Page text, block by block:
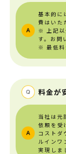
基本的に
費はいた
※ 上記以
す。お問
※ 最低料
料金が
当社は元
依頼を受
コストダ
ルインワ
実現しま